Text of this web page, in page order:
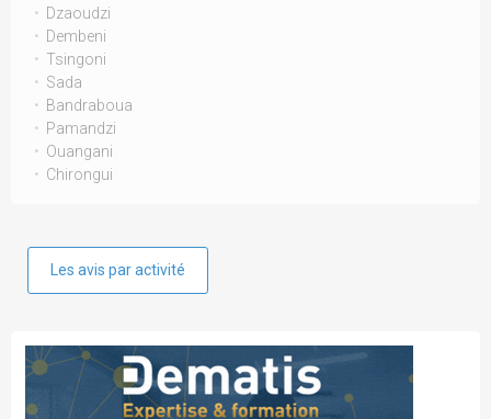
Dzaoudzi
Dembeni
Tsingoni
Sada
Bandraboua
Pamandzi
Ouangani
Chirongui
Les avis par activité